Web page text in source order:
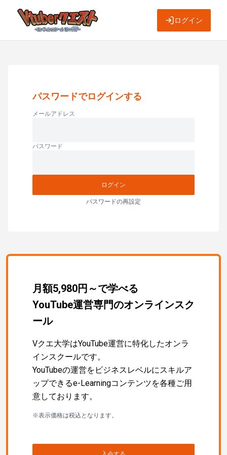
ログイン
パスワードでログインする
メールアドレス
パスワード
ログイン
パスワードの再設定
月額5,980円～で学べる
YouTube運営専門のオンラインスク
ール
Vクエ大学はYouTube運営に特化したオンラ
インスクールです。
YouTubeの運営をビジネスレベルにスキルア
ップできるe-Learningコンテンツを各種ご用
意しております。
※表示価格は税込となります。